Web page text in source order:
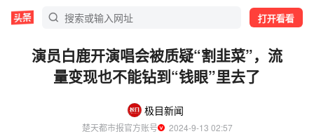
打开看看
演员白鹿开演唱会被质疑“割韭菜”，流
量变现也不能钻到“钱眼”里去了
极目新闻
楚天都市报官方账号
  2024-9-13 02:57